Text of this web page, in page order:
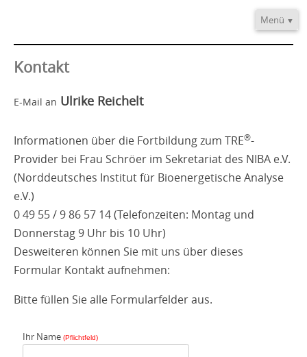
Fortbildung
Menü
Kontakt
E-Mail an Ulrike Reichelt
Informationen über die Fortbildung zum TRE®-
Provider bei Frau Schröer im Sekretariat des NIBA e.V.
(Norddeutsches Institut für Bioenergetische Analyse
e.V.)
0 49 55 / 9 86 57 14 (Telefonzeiten: Montag und
Donnerstag 9 Uhr bis 10 Uhr)
Desweiteren können Sie mit uns über dieses
Formular Kontakt aufnehmen:
Bitte füllen Sie alle Formularfelder aus.
Ihr Name (Pflichtfeld)